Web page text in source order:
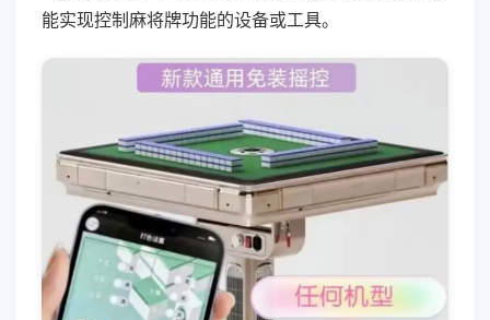
能实现控制麻将牌功能的设备或工具。